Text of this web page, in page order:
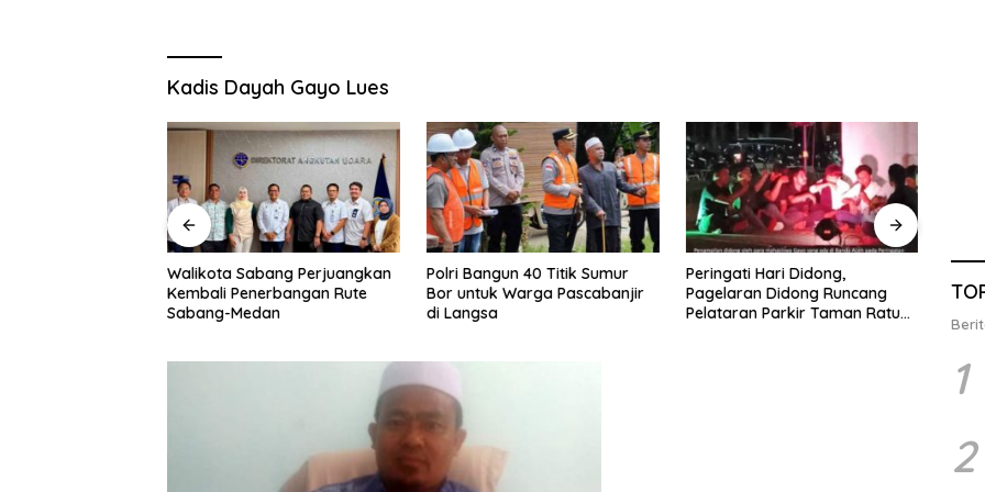
Kadis Dayah Gayo Lues
Polri Bangun 40 Titik Sumur
Bor untuk Warga Pascabanjir
di Langsa
Peringati Hari Didong,
Pagelaran Didong Runcang
Pelataran Parkir Taman Ratu
8 Tim Berlaga di Turnamen
Eksekutif PSSI Banda Aceh
1
2